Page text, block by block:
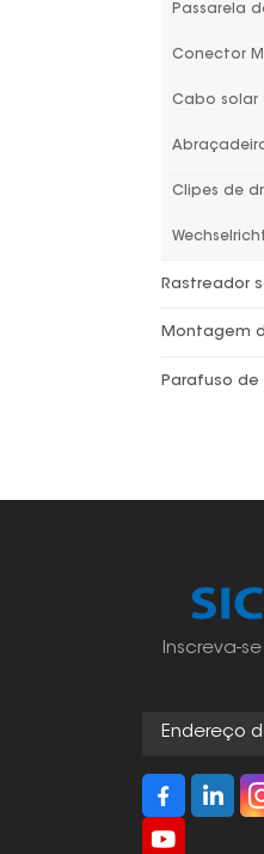
Passarela
Conector
Cabo solar
Clipes de
Rastreador
Montagem
Parafuso
Inscreva-